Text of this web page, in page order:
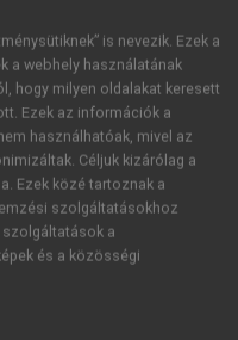
kell gyűjteni a
anyagokról
fizikokémiai
természetéről,
szükséges
is nevezik. Ezek a
a webhely használatának
hogy milyen oldalakat keresett
Ezek az információk a
használhatóak, mivel az
Céljuk kizárólag a
Ezek közé tartoznak a
szolgáltatásokhoz
a
és a közösségi